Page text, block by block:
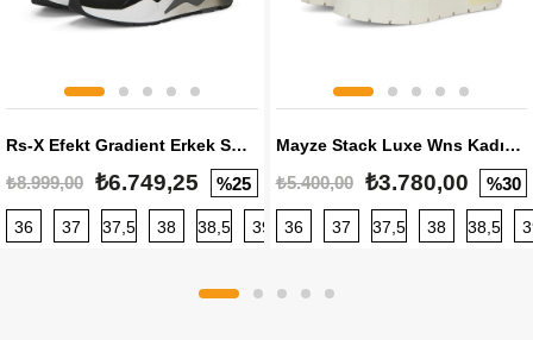
Rs-X Efekt Gradient Erkek Sneaker
₺8.999,00 ₺6.749,25 %25
36 37 37,5 38 38,5 39 40 40,5 41 42 42,5
Mayze Stack Luxe Wns Kadın Sneaker
₺5.400,00 ₺3.780,00 %30
36 37 37,5 38 38,5